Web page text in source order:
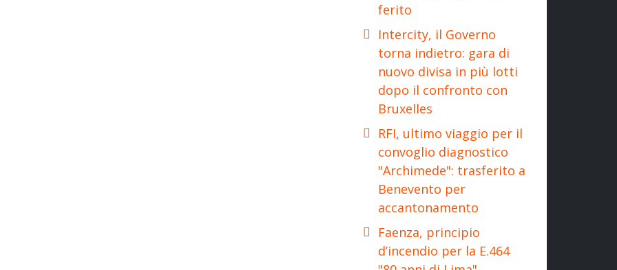
ferito
Intercity, il Governo
torna indietro: gara di
nuovo divisa in più lotti
dopo il confronto con
Bruxelles
RFI, ultimo viaggio per il
convoglio diagnostico
"Archimede": trasferito a
Benevento per
accantonamento
Faenza, principio
d’incendio per la E.464